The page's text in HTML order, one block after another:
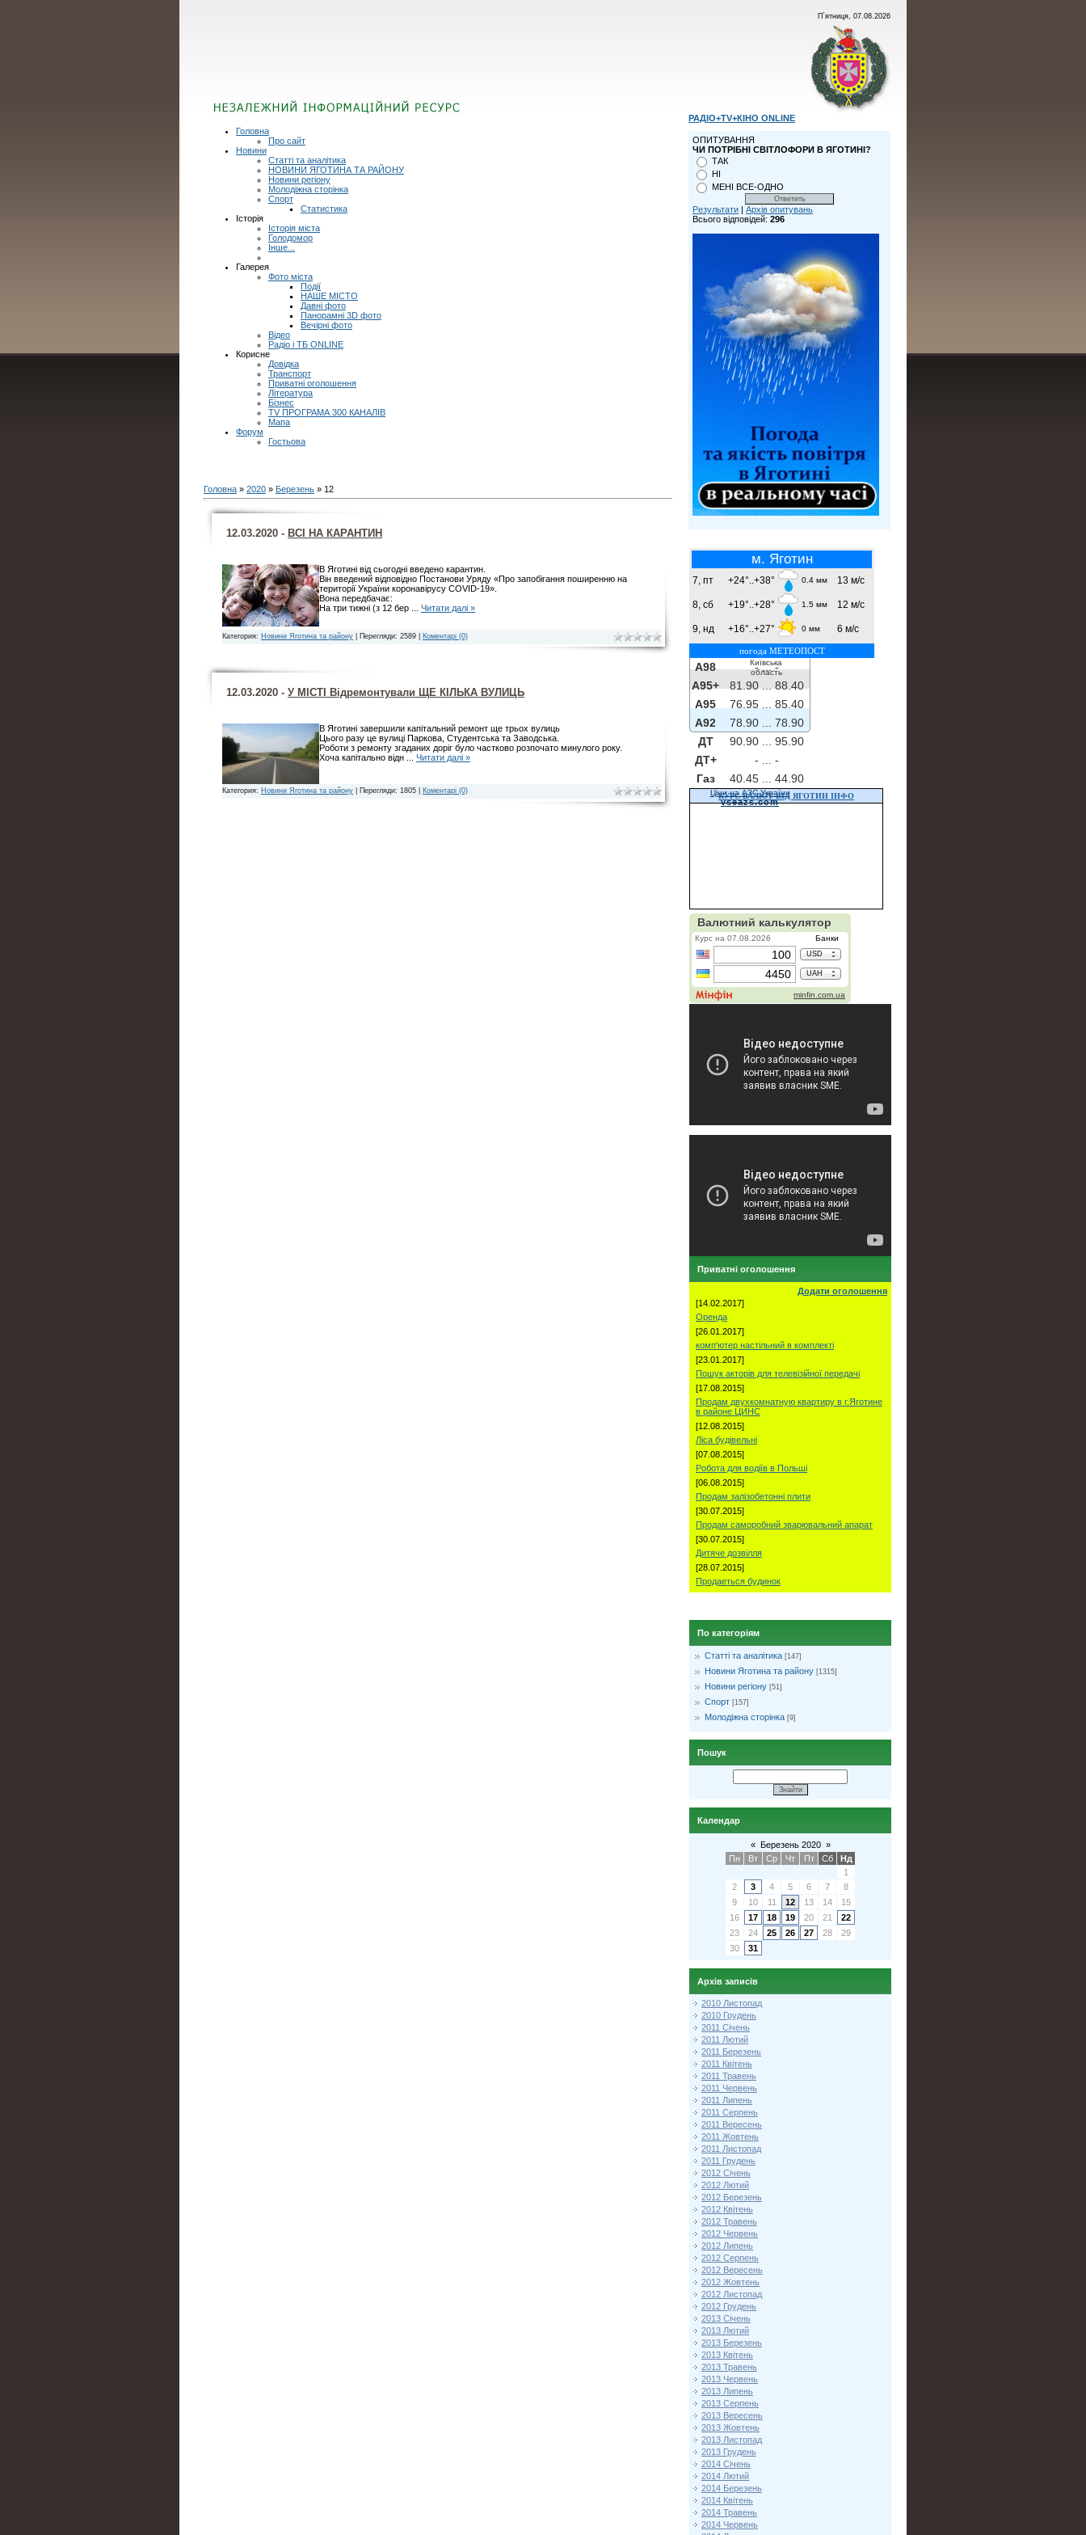
П`ятниця, 07.08.2026
Головна
Про сайт
Новини
Статті та аналітика
НОВИНИ ЯГОТИНА ТА РАЙОНУ
Новини регіону
Молодіжна сторінка
Спорт
Статистика
Історія
Історія міста
Голодомор
Інше...
Галерея
Фото міста
Події
НАШЕ МІСТО
Давні фото
Панорамні 3D фото
Вечірні фото
Відео
Радіо і ТБ ONLINE
Корисне
Довідка
Транспорт
Приватні оголошення
Література
Бізнес
TV ПРОГРАМА 300 КАНАЛІВ
Мапа
Форум
Гостьова
Головна » 2020 » Березень » 12
12.03.2020 - ВСІ НА КАРАНТИН
В Яготині від сьогодні введено карантин.
Він введений відповідно Постанови Уряду «Про запобігання поширенню на
території України коронавірусу COVID-19».
Вона передбачає:
На три тижні (з 12 бер
Читати далі »
Категория: Новини Яготина та району | Перегляди: 2589 | Коментарі (0)
12.03.2020 - У МІСТІ Відремонтували ЩЕ КІЛЬКА ВУЛИЦЬ
В Яготині завершили капітальний ремонт ще трьох вулиць
Цього разу це вулиці Паркова, Студентська та Заводська.
Роботи з ремонту згаданих доріг було частково розпочато минулого року.
Хоча капітально відн
Читати далі »
Категория: Новини Яготина та району | Перегляди: 1805 | Коментарі (0)
РАДІО+TV+КІНО ONLINE
ОПИТУВАННЯ
ЧИ ПОТРІБНІ СВІТЛОФОРИ В ЯГОТИНІ?
ТАК
НІ
МЕНІ ВСЕ-ОДНО
Результати | Архів опитувань
Всього відповідей: 296
м. Яготин
7, пт +24°..+38° 0.4 мм 13 м/с
8, сб +19°..+28° 1.5 мм 12 м/с
9, нд +16°..+27° 0 мм 6 м/с
погода МЕТЕОПОСТ
Київська
область
A98 - ...-
A95+
81.90 ...
88.40
A95
76.95 ...
85.40
A92
78.90 ...
78.90
ДТ
90.90 ...
95.90
ДТ+
- ...
-
Газ
40.45 ... 44.90
Ціни на АЗС України
vseazs.com
КУРС ВАЛЮТ ВІД ЯГОТИН ІНФО
Приватні оголошення
Додати оголошення
[14.02.2017]
Оренда
[26.01.2017]
комп'ютер настільний в комплекті
[23.01.2017]
Пошук акторів для телевізійної передачі
[17.08.2015]
Продам двухкомнатную квартиру в г.Яготине
в районе ЦИНС
[12.08.2015]
Ліса будівельні
[07.08.2015]
Робота для водіїв в Польші
[06.08.2015]
Продам залізобетонні плити
[30.07.2015]
Продам саморобний зварювальний апарат
[30.07.2015]
Дитяче дозвілля
[28.07.2015]
Продаеться будинок
По категоріям
Статті та аналітика [147]
Новини Яготина та району [1315]
Новини регіону [51]
Спорт [157]
Молодіжна сторінка [9]
Пошук
Календар
« Березень 2020 »
Пн
Вт Ср Чт Пт Сб
Нд
1
2
3 4 5 6 7
8
9
10 11 12 13 14
15
16
17 18 19 20 21
22
23
24 25 26 27 28
29
30
31
Архів записів
2010 Листопад
2010 Грудень
2011 Січень
2011 Лютий
2011 Березень
2011 Квітень
2011 Травень
2011 Червень
2011 Липень
2011 Серпень
2011 Вересень
2011 Жовтень
2011 Листопад
2011 Грудень
2012 Січень
2012 Лютий
2012 Березень
2012 Квітень
2012 Травень
2012 Червень
2012 Липень
2012 Серпень
2012 Вересень
2012 Жовтень
2012 Листопад
2012 Грудень
2013 Січень
2013 Лютий
2013 Березень
2013 Квітень
2013 Травень
2013 Червень
2013 Липень
2013 Серпень
2013 Вересень
2013 Жовтень
2013 Листопад
2013 Грудень
2014 Січень
2014 Лютий
2014 Березень
2014 Квітень
2014 Травень
2014 Червень